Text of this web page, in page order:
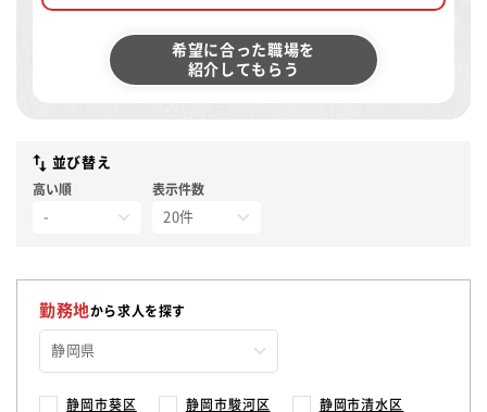
希望に合った職場を
紹介してもらう
並び替え
高い順 表示件数
勤務地から求人を探す
静岡市葵区 静岡市駿河区 静岡市清水区